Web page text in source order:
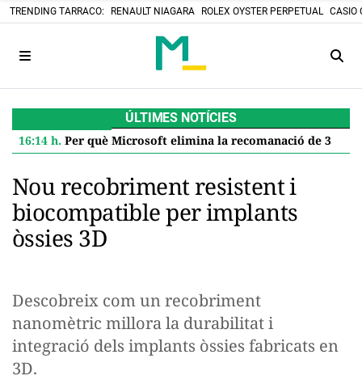
TRENDING TARRACO: RENAULT NIAGARA ROLEX OYSTER PERPETUAL CASIO
ÚLTIMES NOTÍCIES
16:14 h. Per què Microsoft elimina la recomanació de 32 GB de RAM per a Windows 11 i què significa per a tu
Nou recobriment resistent i
biocompatible per implants
òssies 3D
Descobreix com un recobriment
nanomètric millora la durabilitat i
integració dels implants òssies fabricats en
3D.